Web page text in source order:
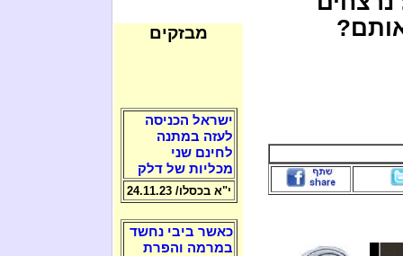
מבזקים
ישראל הכניסה
לעזה במתנה
לחינם שני
מכליות של דלק
י"א בכסלו/ 24.11.23
כאשר ביבי נחשד
במרמה והפרת